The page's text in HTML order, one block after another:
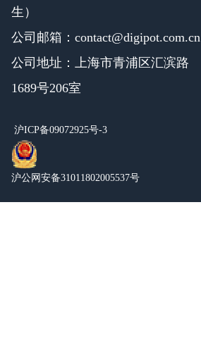
生）
公司邮箱：contact@digipot.com.cn
公司地址：上海市青浦区汇滨路
1689号206室
沪ICP备09072925号-3
沪公网安备31011802005537号